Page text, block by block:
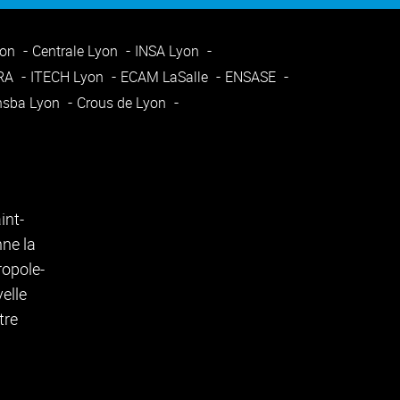
Centrale Lyon
INSA Lyon
ITECH Lyon ECAM LaSalle
ENSASE
Lyon
Crous de Lyon